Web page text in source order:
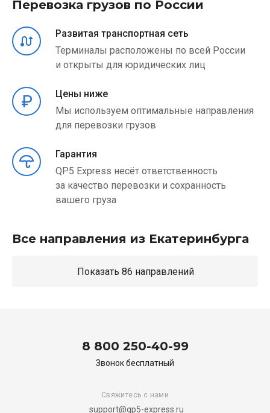
Перевозка грузов по России
Развитая транспортная сеть
Терминалы расположены по всей России
и открыты для юридических лиц
Цены ниже
Мы используем оптимальные направления
для перевозки грузов
Гарантия
QP5 Express несёт ответственность
за качество перевозки и сохранность
вашего груза
Все направления из Екатеринбурга
Показать 86 направлений
8 800 250-40-99
Звонок бесплатный
Свяжитесь с нами
support@qp5-express.ru